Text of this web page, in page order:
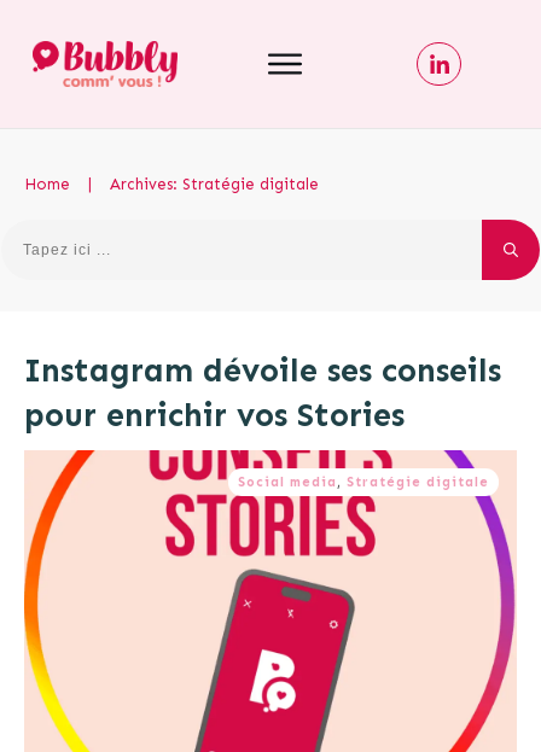
Home Archives: Stratégie digitale
Instagram dévoile ses conseils
pour enrichir vos Stories
Social media , Stratégie digitale